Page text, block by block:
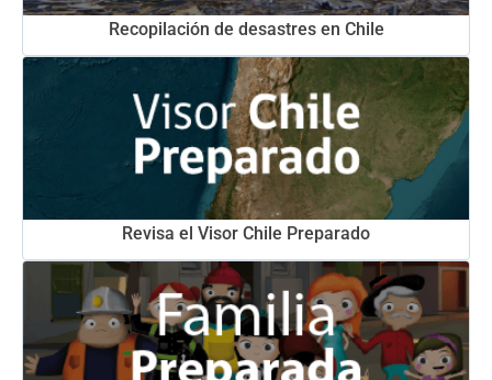
Recopilación de desastres en Chile
Revisa el Visor Chile Preparado